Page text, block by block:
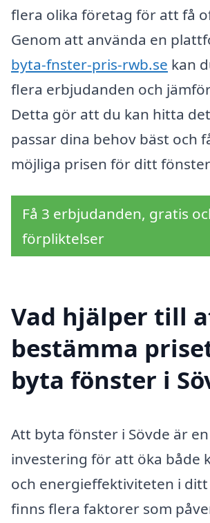
flera olika företag för att få
Genom att använda en
byta-fnster-pris-rwb.se kan
flera erbjudanden och
Detta gör att du kan hitta
passar dina behov bäst och
möjliga prisen för ditt
Få 3 erbjudanden, gratis
förpliktelser
Vad hjälper till
bestämma
byta fönster i
Att byta fönster i Sövde är
investering för att öka både
och energieffektiviteten i
finns flera faktorer som